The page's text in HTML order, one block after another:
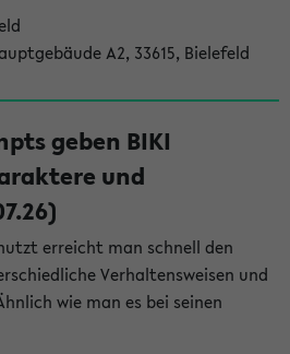
A2, 33615, Bielefeld
geben BIKI
und
erreicht man schnell den
Verhaltensweisen und
wie man es bei seinen